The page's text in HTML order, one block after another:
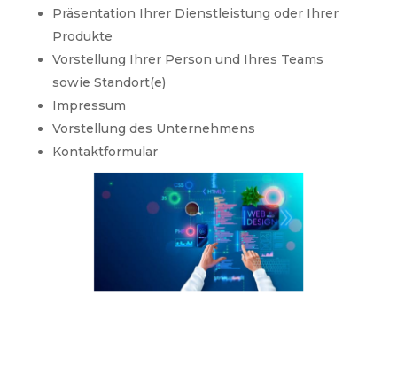
Präsentation Ihrer Dienstleistung oder Ihrer
Produkte
Vorstellung Ihrer Person und Ihres Teams
sowie Standort(e)
Impressum
Vorstellung des Unternehmens
Kontaktformular